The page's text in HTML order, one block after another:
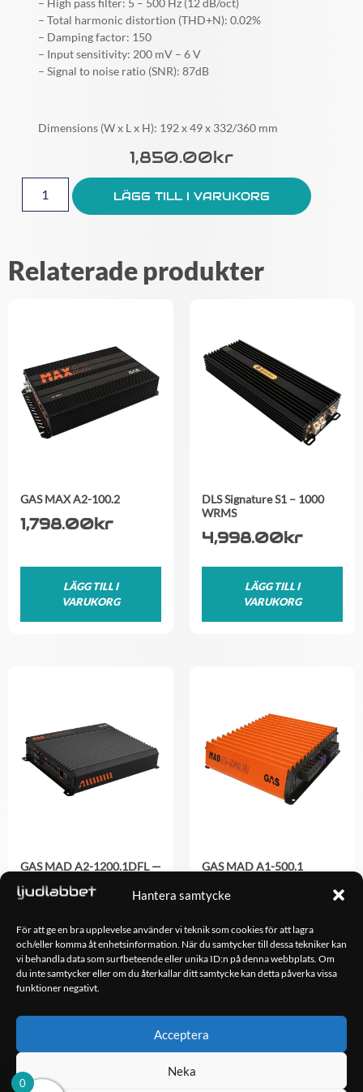
Hantera samtycke
För att ge en bra upplevelse använder vi teknik som cookies för att lagra
och/eller komma åt enhetsinformation. När du samtycker till dessa tekniker kan
vi behandla data som surfbeteende eller unika ID:n på denna webbplats. Om
du inte samtycker eller om du återkallar ditt samtycke kan detta påverka vissa
funktioner negativt.
Acceptera
Neka
– Total harmonic distortion (THD+N): 0.02%
– Damping factor: 150
– Input sensitivity: 200 mV – 6 V
– Signal to noise ratio (SNR): 87dB
Dimensions (W x L x H): 192 x 49 x 332/360 mm
1,850.00Kr
LÄGG TILL I VARUKORG
Relaterade produkter
GAS MAX A2-100.2
1,798.00kr
LÄGG TILL I
VARUKORG
DLS Signature S1 – 1000
WRMS
4,998.00kr
LÄGG TILL I
VARUKORG
GAS MAD A2-1200.1DFL —
2,198.00
LÄGG TILL I
VARUKORG
GAS MAD A1-500.1
1,298.00
LÄGG TILL I
VARUKORG
Ljudlabbet är en del av Kungshamns Bildepå – Ljudlabbet i
Sotenäs AB.
0